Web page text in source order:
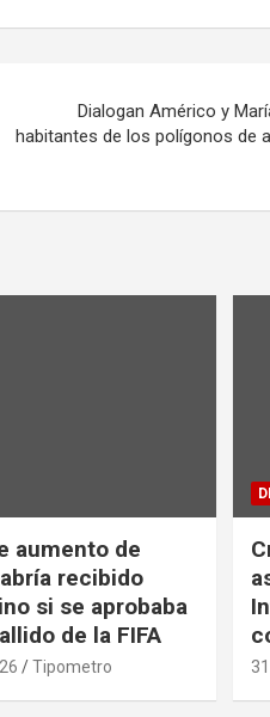
Dialogan Américo y
habitantes de los polígonos de
aumento de
recibido
si se aprobaba
de la FIFA
Tipometro